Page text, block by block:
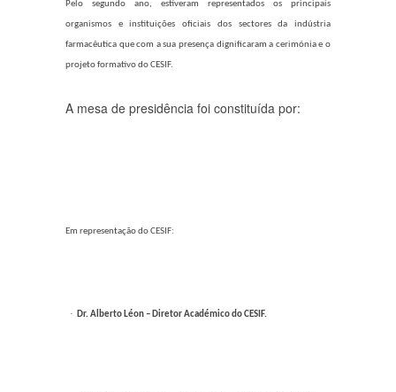
Pelo segundo ano, estiveram representados os principais
organismos e instituições oficiais dos sectores da indústria
farmacêutica que com a sua presença dignificaram a cerimónia e o
projeto formativo do CESIF.
A mesa de presidência foi constituída por:
Em representação do CESIF:
· Dr. Alberto Léon – Diretor Académico do CESIF.